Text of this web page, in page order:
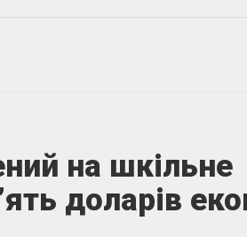
на шкільне
доларів